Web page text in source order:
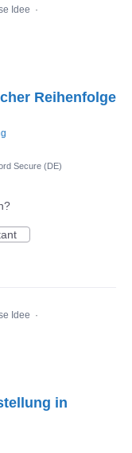
Idee ·
Reihenfolge
Secure (DE)
Idee ·
in